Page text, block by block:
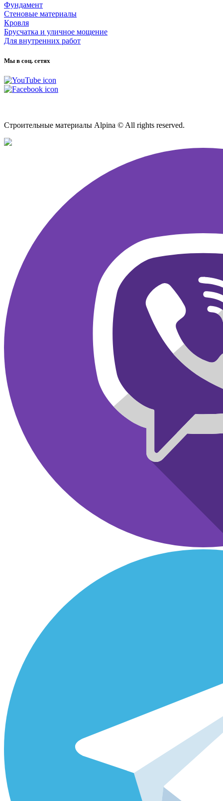
Фундамент
Стеновые материалы
Кровля
Брусчатка и уличное мощение
Для внутренних работ
Мы в соц. сетях
Строительные материалы Alpina © All rights reserved.